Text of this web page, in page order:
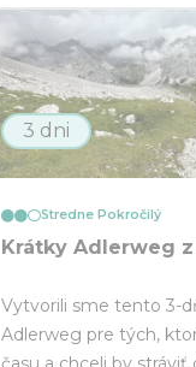
3 dni
Stredne Pokročilý
Krátky Adlerweg
Vytvorili sme tento 3-
Adlerweg pre tých,